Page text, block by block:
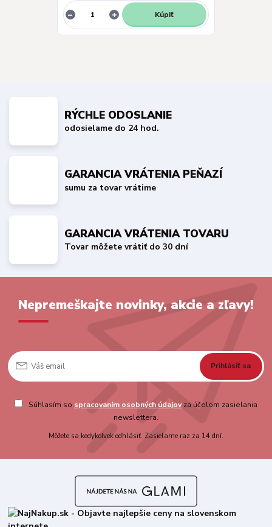
Kúpiť
RÝCHLE ODOSLANIE
odosielame do 24 hod.
GARANCIA VRÁTENIA PEŇAZÍ
sumu za tovar vrátime
GARANCIA VRÁTENIA TOVARU
Tovar môžete vrátiť do 30 dní
Nepremeškajte novinky, akcie a zľavy!
Prihlásiť sa
Súhlasím so spracovaním osobných údajovza účelom zasielania
newslettera.
Môžete sa kedykoľvek odhlásiť. Zasielame raz za 14 dní.